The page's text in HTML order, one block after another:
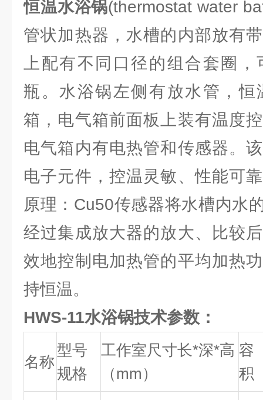
恒温水浴锅(thermostat water
管状加热器，水槽的内部放有
上配有不同口径的组合套圈
瓶。水浴锅左侧有放水管，恒
箱，电气箱前面板上装有温度
电气箱内有电热管和传感器。
电子元件，控温灵敏、性能可
原理：Cu50传感器将水槽内水
经过集成放大器的放大、比较
效地控制电加热管的平均加热
持恒温。
HWS-11水浴锅技术参数：
名称
型号
规格
工作室尺寸长*深*高
（mm）
容
积